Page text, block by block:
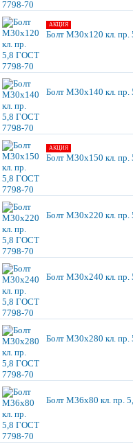
АКЦИЯ
Болт М30х120 кл.
Болт М30х140 кл.
АКЦИЯ
Болт М30х150 кл.
Болт М30х220 кл.
Болт М30х240 кл.
Болт М30х280 кл.
Болт М36х80 кл. пр.